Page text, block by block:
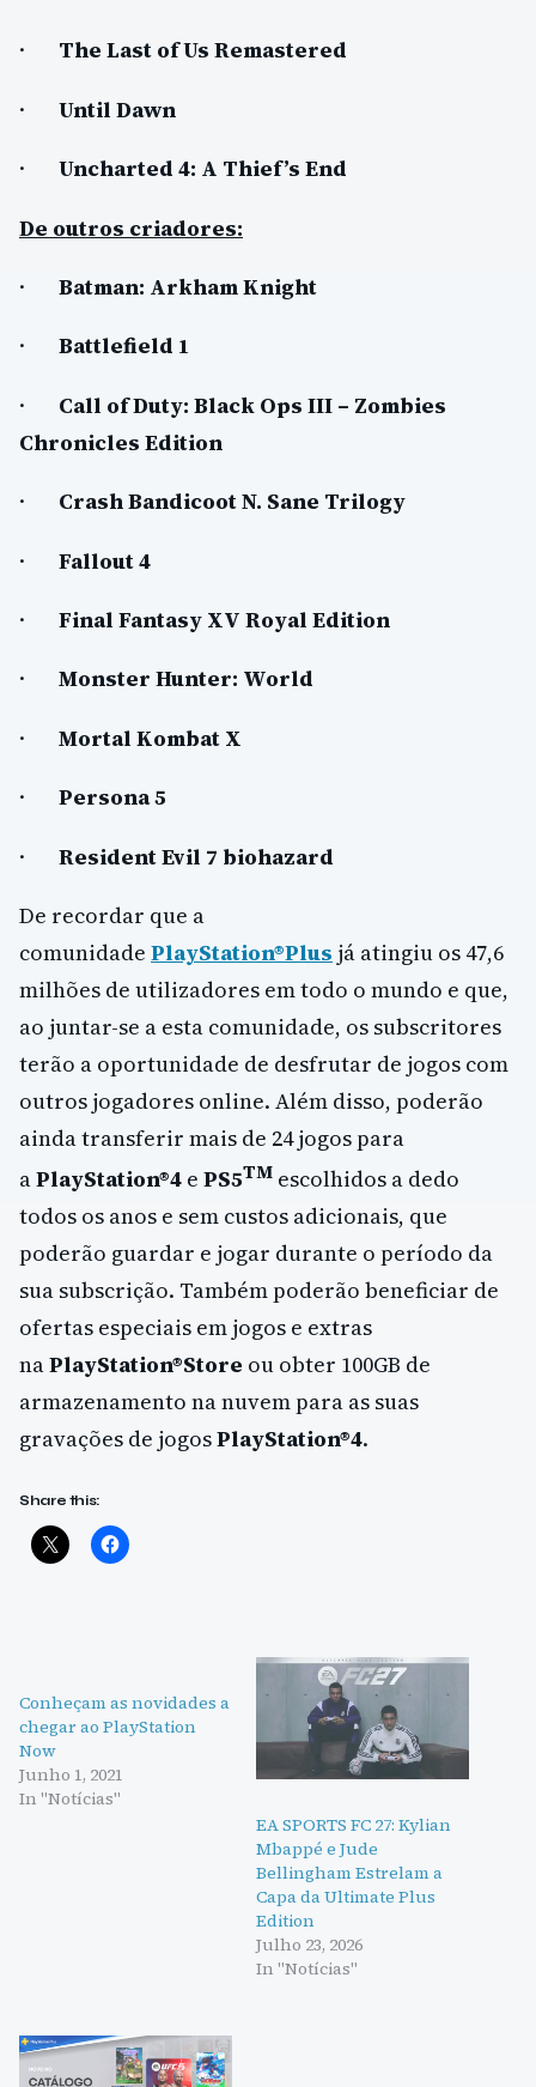
· The Last of Us Remastered
· Until Dawn
· Uncharted 4: A Thief’s End
De outros criadores:
· Batman: Arkham Knight
· Battlefield 1
· Call of Duty: Black Ops III – Zombies
Chronicles Edition
· Crash Bandicoot N. Sane Trilogy
· Fallout 4
· Final Fantasy XV Royal Edition
· Monster Hunter: World
· Mortal Kombat X
· Persona 5
· Resident Evil 7 biohazard
De recordar que a
comunidade PlayStation®Plus já atingiu os 47,6
milhões de utilizadores em todo o mundo e que,
ao juntar-se a esta comunidade, os subscritores
terão a oportunidade de desfrutar de jogos com
outros jogadores online. Além disso, poderão
ainda transferir mais de 24 jogos para
aPlayStation®4 e PS5TM escolhidos a dedo
todos os anos e sem custos adicionais, que
poderão guardar e jogar durante o período da
sua subscrição. Também poderão beneficiar de
ofertas especiais em jogos e extras
naPlayStation®Store ou obter 100GB de
armazenamento na nuvem para as suas
gravações de jogosPlayStation®4.
Share this:
Conheçam as novidades a
chegar ao PlayStation
Now
Junho 1, 2021
In "Notícias"
EA SPORTS FC 27: Kylian
Mbappé e Jude
Bellingham Estrelam a
Capa da Ultimate Plus
Edition
Julho 23, 2026
In "Notícias"